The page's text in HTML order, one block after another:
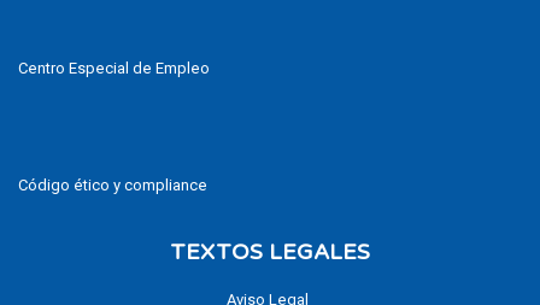
Centro Especial de Empleo
Código ético y compliance
TEXTOS LEGALES
Aviso Legal